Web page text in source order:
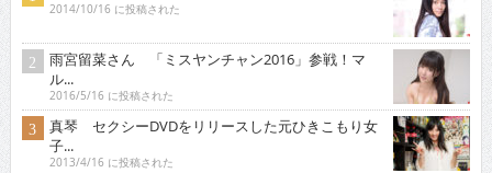
2014/10/16 に投稿された
雨宮留菜さん 「ミスヤンチャン2016」参戦！マ
ル...
2016/5/16 に投稿された
真琴 セクシーDVDをリリースした元ひきこもり女
子...
2013/4/16 に投稿された